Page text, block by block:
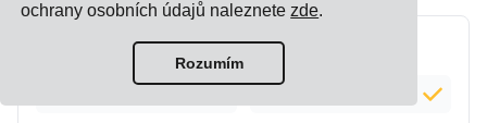
ochrany osobních údajů naleznete zde.
Rozumím
dodací lhůty